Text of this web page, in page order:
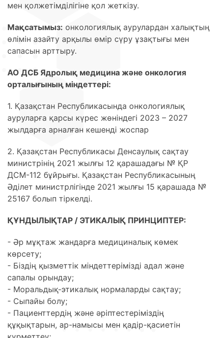
мен қолжетімділігіне қол жеткізу.
Мақсатымыз: онкологиялық аурулардан халықтың
өлімін азайту арқылы өмір сүру ұзақтығы мен
сапасын арттыру.
АО ДСБ Ядролық медицина және онкология
орталығының міндеттері:
1. Қазақстан Республикасында онкологиялық
ауруларға қарсы күрес жөніндегі 2023 – 2027
жылдарға арналған кешенді жоспар
2. Қазақстан Республикасы Денсаулық сақтау
министрінің 2021 жылғы 12 қарашадағы № ҚР
ДСМ-112 бұйрығы. Қазақстан Республикасының
Әділет министрлігінде 2021 жылғы 15 қарашада №
25167 болып тіркелді.
ҚҰНДЫЛЫҚТАР / ЭТИКАЛЫҚ ПРИНЦИПТЕР:
- Әр мұқтаж жандарға медициналық көмек
көрсету;
- Біздің қызметтік міндеттерімізді адал және
сапалы орындау;
- Моральдық-этикалық нормаларды сақтау;
- Сыпайы болу;
- Пациенттердің және әріптестеріміздің
құқықтарын, ар-намысы мен қадір-қасиетін